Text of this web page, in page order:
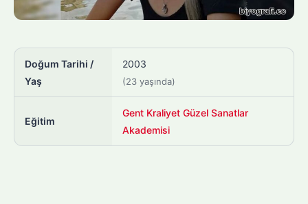
Doğum Tarihi /
Yaş
2003
(23 yaşında)
Eğitim
Gent Kraliyet Güzel Sanatlar
Akademisi